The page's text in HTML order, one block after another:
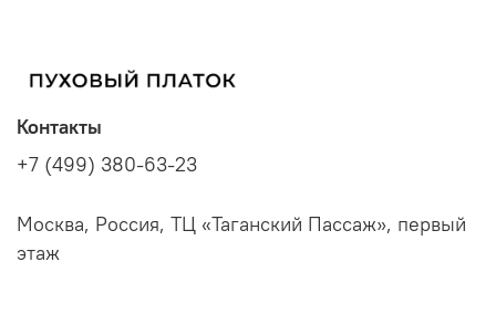
Контакты
+7 (499) 380-63-23
Москва, Россия, ТЦ «Таганский Пассаж», первый
этаж